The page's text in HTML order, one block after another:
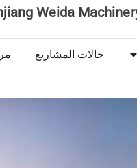
Weida
حالات المشاريع